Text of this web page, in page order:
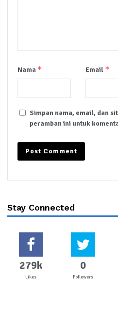
Nama * Email *
Simpan nama, email, dan
peramban ini untuk
Stay Connected
279k
Likes
0
Followers